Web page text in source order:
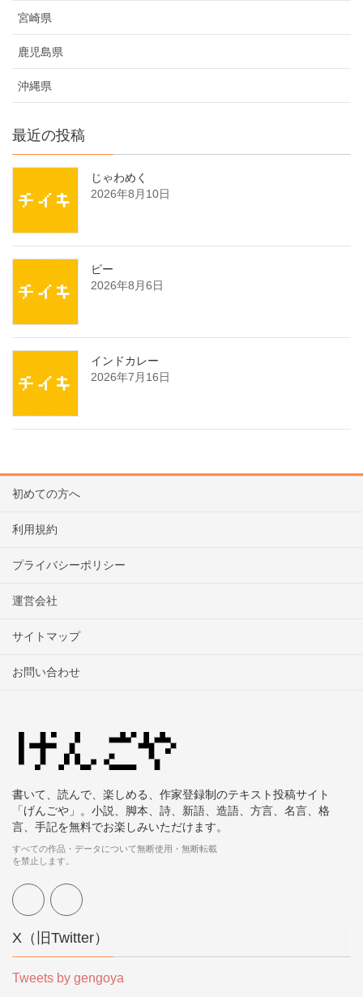
宮崎県
鹿児島県
沖縄県
最近の投稿
じゃわめく
2026年8月10日
ピー
2026年8月6日
インドカレー
2026年7月16日
初めての方へ
利用規約
プライバシーポリシー
運営会社
サイトマップ
お問い合わせ
書いて、読んで、楽しめる、作家登録制のテキスト投稿サイト
「げんごや」。小説、脚本、詩、新語、造語、方言、名言、格
言、手記を無料でお楽しみいただけます。
すべての作品・データについて無断使用・無断転載
を禁止します。
X（旧Twitter）
Tweets by gengoya